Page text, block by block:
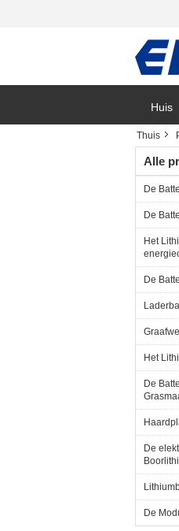
Huis
Thuis
Alle
De
De
Het
De
Het
De
De
De